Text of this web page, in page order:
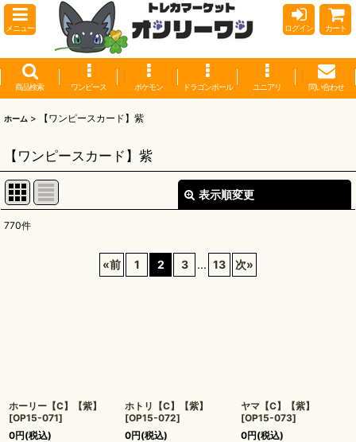
メニュー ログイン カート
商品検索 ワンピース ポケモン ドラゴンボール ユニアリ 問い合わせ
ホーム > 【ワンピースカード】紫
【ワンピースカード】紫
表示順変更
770件
«前 1 2 3 ... 13 次»
ホーリー【C】【紫】
[OP15-071]
0円(税込)
ホトリ【C】【紫】
[OP15-072]
0円(税込)
ヤマ【C】【紫】
[OP15-073]
0円(税込)